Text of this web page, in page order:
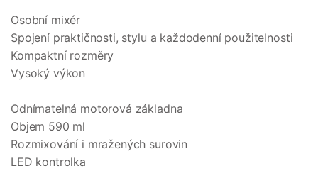
Osobní mixér
Spojení praktičnosti, stylu a každodenní použitelnosti
Kompaktní rozměry
Vysoký výkon
Odnímatelná motorová základna
Objem 590 ml
Rozmixování i mražených surovin
LED kontrolka